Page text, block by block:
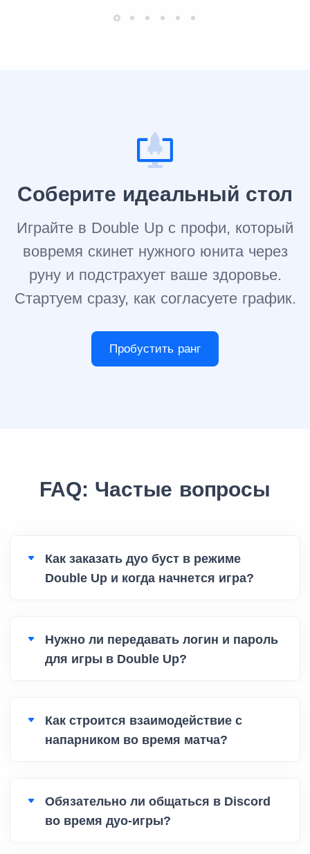
Соберите идеальный стол
Играйте в Double Up с профи, который
вовремя скинет нужного юнита через
руну и подстрахует ваше здоровье.
Стартуем сразу, как согласуете график.
Пробустить ранг
FAQ: Частые вопросы
Как заказать дуо буст в режиме
Double Up и когда начнется игра?
Нужно ли передавать логин и пароль
для игры в Double Up?
Как строится взаимодействие с
напарником во время матча?
Обязательно ли общаться в Discord
во время дуо-игры?